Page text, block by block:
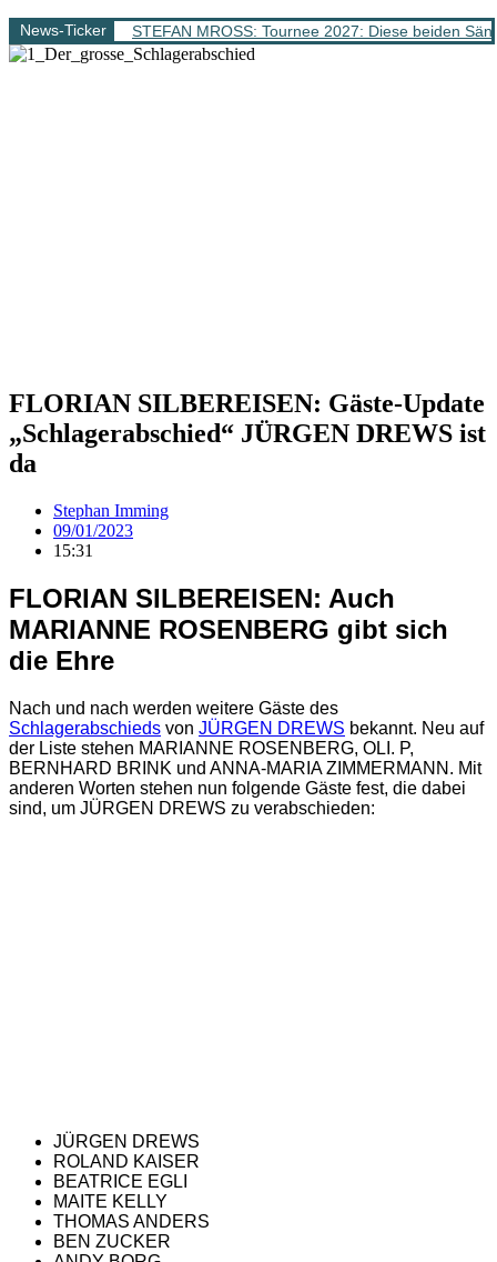
News-Ticker STEFAN MROSS: Tournee 2027: Diese beiden
FLORIAN SILBEREISEN: Gäste-Update
„Schlagerabschied“ JÜRGEN DREWS ist
da
Stephan Imming
09/01/2023
15:31
FLORIAN SILBEREISEN: Auch
MARIANNE ROSENBERG gibt sich
die Ehre
Nach und nach werden weitere Gäste des
Schlagerabschieds von JÜRGEN DREWS bekannt. Neu auf
der Liste stehen MARIANNE ROSENBERG, OLI. P,
BERNHARD BRINK und ANNA-MARIA ZIMMERMANN. Mit
anderen Worten stehen nun folgende Gäste fest, die dabei
sind, um JÜRGEN DREWS zu verabschieden:
JÜRGEN DREWS
ROLAND KAISER
BEATRICE EGLI
MAITE KELLY
THOMAS ANDERS
BEN ZUCKER